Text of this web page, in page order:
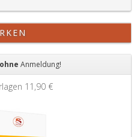
ohne Anmeldung!
11,90 €